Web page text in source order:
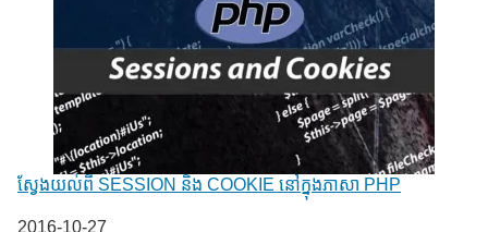
ស្វែងយល់ពី SESSION និង COOKIE នៅក្នុងភាសា PHP
Date
2016-10-27